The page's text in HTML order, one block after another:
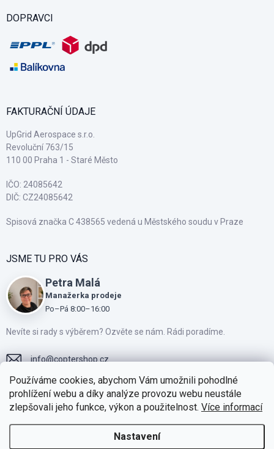
Používáme cookies, abychom Vám umožnili pohodlné
prohlížení webu a díky analýze provozu webu neustále
zlepšovali jeho funkce, výkon a použitelnost. Více informací
Nastavení
DOPRAVCI
FAKTURAČNÍ ÚDAJE
UpGrid Aerospace s.r.o.
Revoluční 763/15
110 00 Praha 1 - Staré Město
IČO: 24085642
DIČ: CZ24085642
Spisová značka C 438565 vedená u Městského soudu v Praze
JSME TU PRO VÁS
Petra Malá
Manažerka prodeje
Po–Pá 8:00–16:00
Nevíte si rady s výběrem? Ozvěte se nám. Rádi poradíme.
info@coptershop.cz
+420775810805
Přidejte se k našim fanouškům na Facebooku
https://www.instagram.com/coptershop.cz